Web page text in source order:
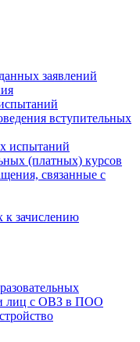
заявлений
вступительных
испытаний
(платных) курсов
связанные с
к зачислению
лиц с ОВЗ в ПОО